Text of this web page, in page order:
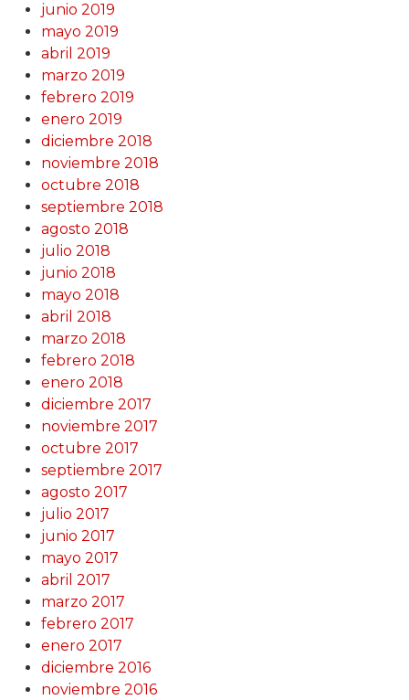
junio 2019
mayo 2019
abril 2019
marzo 2019
febrero 2019
enero 2019
diciembre 2018
noviembre 2018
octubre 2018
septiembre 2018
agosto 2018
julio 2018
junio 2018
mayo 2018
abril 2018
marzo 2018
febrero 2018
enero 2018
diciembre 2017
noviembre 2017
octubre 2017
septiembre 2017
agosto 2017
julio 2017
junio 2017
mayo 2017
abril 2017
marzo 2017
febrero 2017
enero 2017
diciembre 2016
noviembre 2016